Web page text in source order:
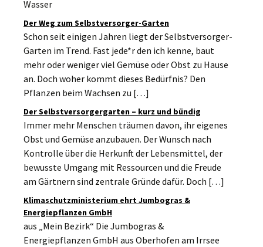
Wasser
Der Weg zum Selbstversorger-Garten
Schon seit einigen Jahren liegt der Selbstversorger-
Garten im Trend. Fast jede*r den ich kenne, baut
mehr oder weniger viel Gemüse oder Obst zu Hause
an. Doch woher kommt dieses Bedürfnis? Den
Pflanzen beim Wachsen zu […]
Der Selbstversorgergarten – kurz und bündig
Immer mehr Menschen träumen davon, ihr eigenes
Obst und Gemüse anzubauen. Der Wunsch nach
Kontrolle über die Herkunft der Lebensmittel, der
bewusste Umgang mit Ressourcen und die Freude
am Gärtnern sind zentrale Gründe dafür. Doch […]
Klimaschutzministerium ehrt Jumbogras &
Energiepflanzen GmbH
aus „Mein Bezirk“ Die Jumbogras &
Energiepflanzen GmbH aus Oberhofen am Irrsee